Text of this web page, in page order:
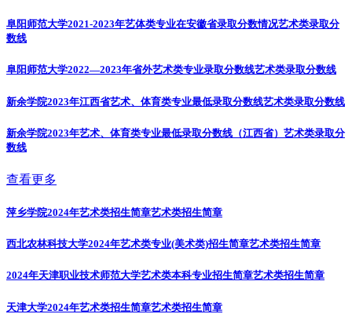
阜阳师范大学2021-2023年艺体类专业在安徽省录取分数情况艺术类录取分
数线
阜阳师范大学2022—2023年省外艺术类专业录取分数线艺术类录取分数线
新余学院2023年江西省艺术、体育类专业最低录取分数线艺术类录取分数线
新余学院2023年艺术、体育类专业最低录取分数线（江西省） 艺术类录取分
数线
查看更多
萍乡学院2024年艺术类招生简章艺术类招生简章
西北农林科技大学2024年艺术类专业(美术类)招生简章艺术类招生简章
2024年天津职业技术师范大学艺术类本科专业招生简章艺术类招生简章
天津大学2024年艺术类招生简章艺术类招生简章